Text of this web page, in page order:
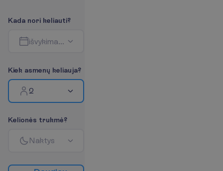
Kada nori keliauti?
išvykimas g
Kiek asmenų keliauja?
2
Kelionės trukmė?
Naktys